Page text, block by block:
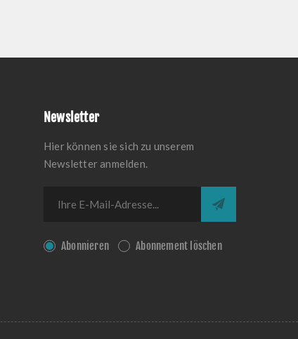
Newsletter
Hier können sie sich zu unserem
Newsletter anmelden.
Abonnieren Abonnement löschen